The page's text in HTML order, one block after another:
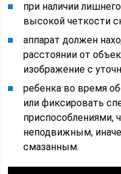
при наличии
высокой четкости
аппарат должен
расстоянии от
изображение с
ребенка во время
или фиксировать
приспособлениями,
неподвижным,
смазанным.